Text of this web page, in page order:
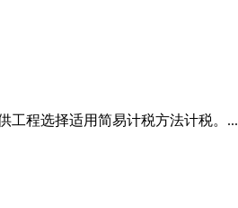
工程选择适用简易计税方法计税。...